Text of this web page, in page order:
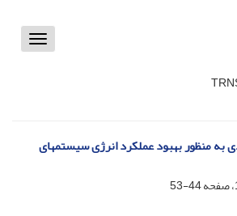
Toggle
به منظور بهبود عملکرد انرژی سیستمهای
44-53